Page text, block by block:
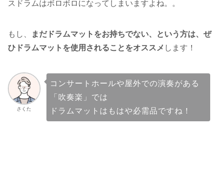
スドラムはボロボロになってしまいますよね。。
もし、
まだドラムマットをお持ちでない、という方は、ぜ
ひドラムマットを使用されることをオススメ します！
さくた
コンサートホールや屋外での演奏がある
「吹奏楽」では
ドラムマットはもはや必需品ですね！